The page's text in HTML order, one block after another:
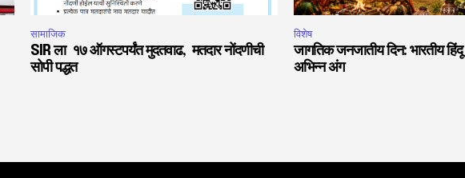
सामाजिक
SIR ला १७ ऑगस्टपर्यंत मुदतवाढ, मतदार नोंदणीची
सोपी पद्धत
विशेष
जागतिक जनजातीय दिन: भारतीय
अभिन्न अंग